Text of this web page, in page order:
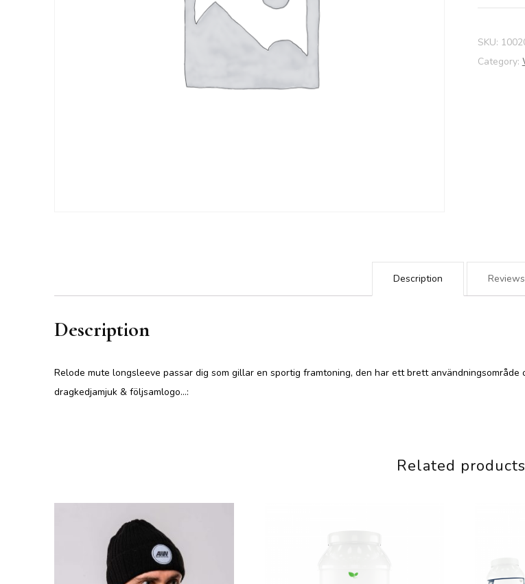
SKU:
Category:
Description
Description
Relode mute longsleeve passar dig som gillar en sportig framtoning, den har ett brett
dragkedjamjuk & följsamlogo…:
Related products